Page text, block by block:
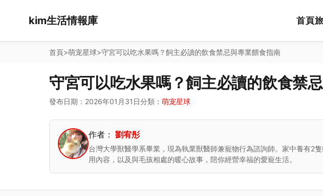
kim生活情報庫 首頁
首頁>萌宠星球>守宮可以吃水果嗎？飼主必讀的飲食禁忌與專業餵食指南
守宮可以吃水果嗎？飼主必讀的飲食禁
發布日期：2026年01月31日分類： 萌宠星球
作者： 劉宥彤
台灣大學獸醫學系畢業，現為執業獸醫師兼寵物行為諮詢師。家中養有2
用內容，以及與毛孩相處的暖心故事，陪你經營幸福的愛寵生活。